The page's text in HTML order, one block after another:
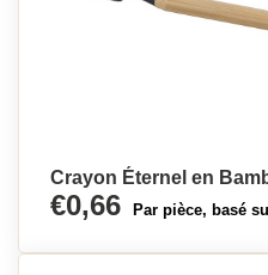
Crayon Éternel en
€0,66 Par pièce, basé